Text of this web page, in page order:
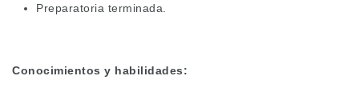
Preparatoria terminada.
Conocimientos y habilidades: